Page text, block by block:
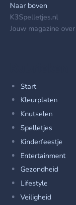
Naar boven
K3Spelletjes.nl
Jouw magazine
Start
Kleurplaten
Knutselen
Spelletjes
Kinderfeestje
Entertainment
Gezondheid
Lifestyle
Veiligheid